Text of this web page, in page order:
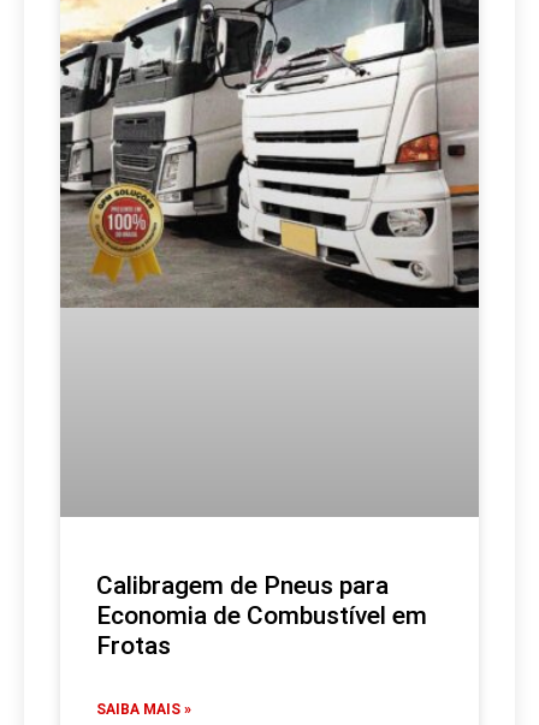
Calibragem de Pneus para
Economia de Combustível em
Frotas
SAIBA MAIS »